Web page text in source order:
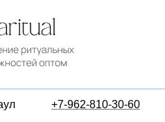
+7-962-810-30-60